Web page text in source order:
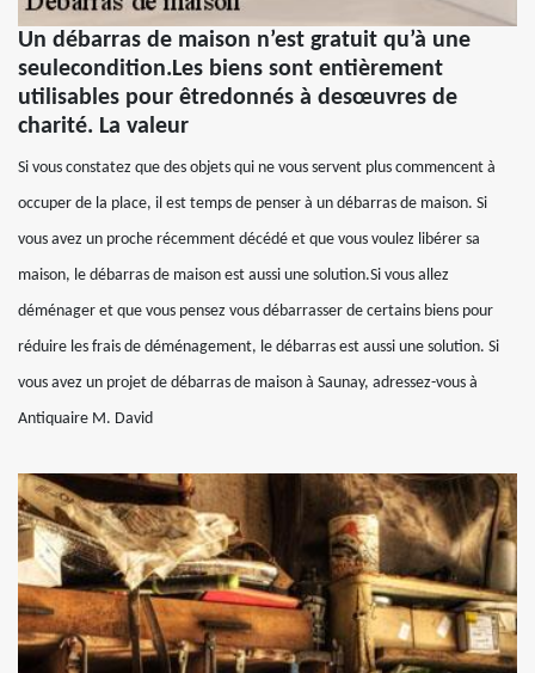
Un débarras de maison n’est gratuit qu’à une
seulecondition.Les biens sont entièrement
utilisables pour êtredonnés à desœuvres de
charité. La valeur
Si vous constatez que des objets qui ne vous servent plus commencent à
occuper de la place, il est temps de penser à un débarras de maison. Si
vous avez un proche récemment décédé et que vous voulez libérer sa
maison, le débarras de maison est aussi une solution.Si vous allez
déménager et que vous pensez vous débarrasser de certains biens pour
réduire les frais de déménagement, le débarras est aussi une solution. Si
vous avez un projet de débarras de maison à Saunay, adressez-vous à
Antiquaire M. David